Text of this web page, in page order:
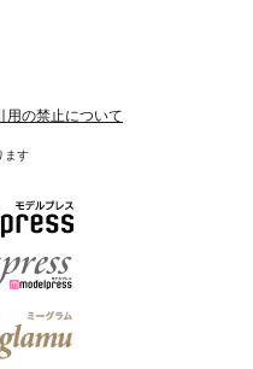
用の禁止について
ます